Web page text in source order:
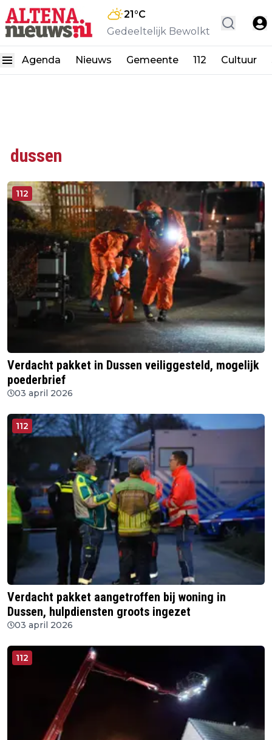
21°C
Gedeeltelijk Bewolkt
Agenda Nieuws Gemeente 112 Cultuur
dussen
112
Verdacht pakket in Dussen veiliggesteld, mogelijk
poederbrief
03 april 2026
112
Verdacht pakket aangetroffen bij woning in
Dussen, hulpdiensten groots ingezet
03 april 2026
112